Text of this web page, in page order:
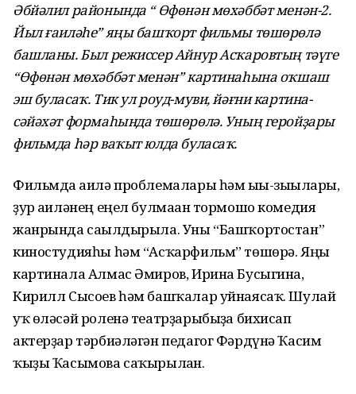
Әбйәлил районында “ Өфөнән мөхәббәт менән-2.
Йыл ғаиләһе” яңы башҡорт фильмы төшөрөлә
башланы. Был режиссер Айнур Асҡаровтың тәүге
“Өфөнән мөхәббәт менән” картинаһына оҡшаш
эш буласаҡ. Тик ул роуд-муви, йәғни картина-
сәйәхәт формаһында төшөрөлә. Уның геройҙары
фильмда һәр ваҡыт юлда буласаҡ.
Фильмда ғаилә проблемалары һәм ығы-зығылары,
ҙур ғаиләнең еңел булмаған тормошо комедия
жанрында сағылдырыла. Уны “Башҡортостан”
киностудияһы һәм “Асҡарфильм” төшөрә. Яңы
картинала Алмас Әмиров, Ирина Бусыгина,
Кирилл Сысоев һәм башҡалар уйнаясаҡ. Шулай
уҡ өләсәй роленә театрҙарыбыҙға бихисап
актерҙар тәрбиәләгән педагог Фәрдүнә Ҡасим
ҡыҙы Ҡасымова саҡырылған.